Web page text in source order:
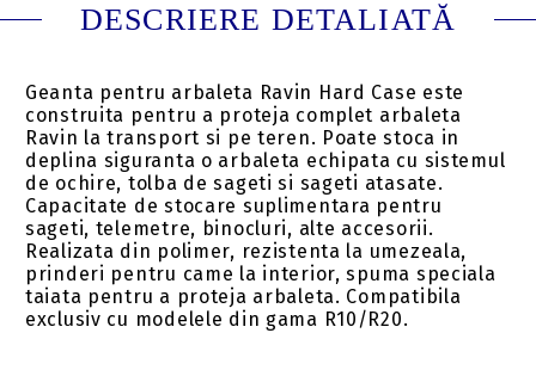
DESCRIERE DETALIATĂ
Geanta pentru arbaleta Ravin Hard Case este
construita pentru a proteja complet arbaleta
Ravin la transport si pe teren. Poate stoca in
deplina siguranta o arbaleta echipata cu sistemul
de ochire, tolba de sageti si sageti atasate.
Capacitate de stocare suplimentara pentru
sageti, telemetre, binocluri, alte accesorii.
Realizata din polimer, rezistenta la umezeala,
prinderi pentru came la interior, spuma speciala
taiata pentru a proteja arbaleta. Compatibila
exclusiv cu modelele din gama R10/R20.